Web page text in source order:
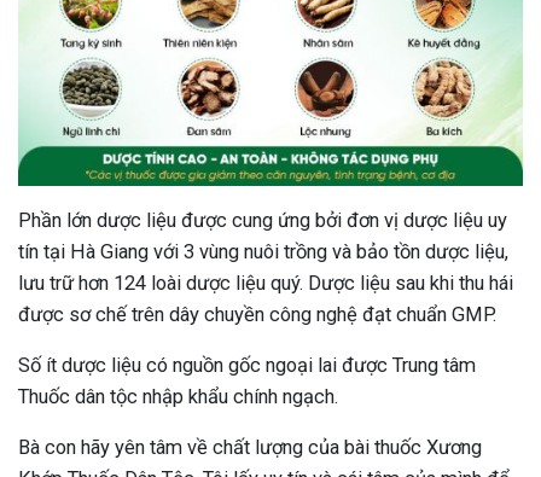
Phần lớn dược liệu được cung ứng bởi đơn vị dược liệu uy
tín tại Hà Giang với 3 vùng nuôi trồng và bảo tồn dược liệu,
lưu trữ hơn 124 loài dược liệu quý. Dược liệu sau khi thu hái
được sơ chế trên dây chuyền công nghệ đạt chuẩn GMP.
Số ít dược liệu có nguồn gốc ngoại lai được Trung tâm
Thuốc dân tộc nhập khẩu chính ngạch.
Bà con hãy yên tâm về chất lượng của bài thuốc Xương